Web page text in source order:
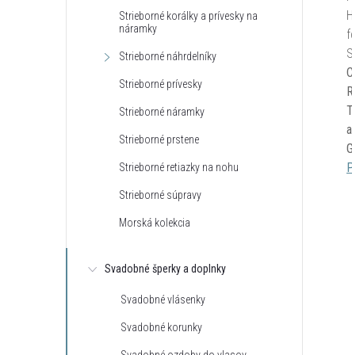
Strieborné korálky a prívesky na
náramky
Strieborné náhrdelníky
Strieborné prívesky
Strieborné náramky
Strieborné prstene
Strieborné retiazky na nohu
Strieborné súpravy
Morská kolekcia
Svadobné šperky a doplnky
Svadobné vlásenky
Svadobné korunky